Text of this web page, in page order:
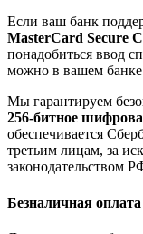
Если ваш банк
MasterCard Secure
понадобиться ввод
можно в вашем
Мы гарантируем
256-битное
обеспечивается
третьим лицам, за
законодательством
Безналичная